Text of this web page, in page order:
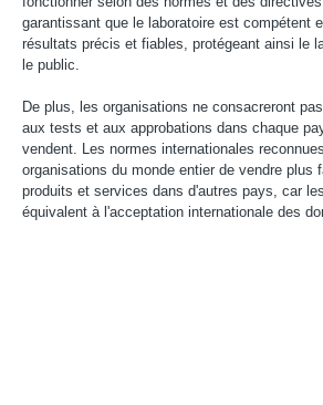
garantissant que le laboratoire est compétent
résultats précis et fiables, protégeant ainsi le
le public.
De plus, les organisations ne consacreront
aux tests et aux approbations dans chaque
vendent. Les normes internationales
organisations du monde entier de vendre plus
produits et services dans d'autres pays, car
équivalent à l'acceptation internationale des